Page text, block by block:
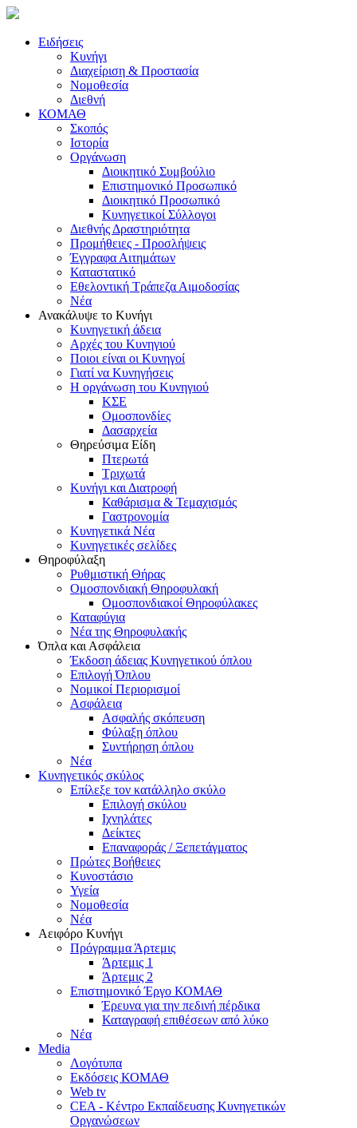
Ειδήσεις
Κυνήγι
Διαχείριση & Προστασία
Νομοθεσία
Διεθνή
ΚΟΜΑΘ
Σκοπός
Ιστορία
Οργάνωση
Διοικητικό Συμβούλιο
Επιστημονικό Προσωπικό
Διοικητικό Προσωπικό
Κυνηγετικοί Σύλλογοι
Διεθνής Δραστηριότητα
Προμήθειες - Προσλήψεις
Έγγραφα Αιτημάτων
Καταστατικό
Εθελοντική Τράπεζα Αιμοδοσίας
Νέα
Ανακάλυψε το Κυνήγι
Κυνηγετική άδεια
Αρχές του Κυνηγιού
Ποιοι είναι οι Κυνηγοί
Γιατί να Κυνηγήσεις
Η οργάνωση του Κυνηγιού
ΚΣΕ
Ομοσπονδίες
Δασαρχεία
Θηρεύσιμα Είδη
Πτερωτά
Τριχωτά
Κυνήγι και Διατροφή
Καθάρισμα & Τεμαχισμός
Γαστρονομία
Κυνηγετικά Νέα
Κυνηγετικές σελίδες
Θηροφύλαξη
Ρυθμιστική Θήρας
Ομοσπονδιακή Θηροφυλακή
Oμοσπονδιακοί Θηροφύλακες
Καταφύγια
Νέα της Θηροφυλακής
Όπλα και Ασφάλεια
Έκδοση άδειας Κυνηγετικού όπλου
Επιλογή Όπλου
Νομικοί Περιορισμοί
Ασφάλεια
Ασφαλής σκόπευση
Φύλαξη όπλου
Συντήρηση όπλου
Νέα
Κυνηγετικός σκύλος
Επίλεξε τον κατάλληλο σκύλο
Επιλογή σκύλου
Ιχνηλάτες
Δείκτες
Επαναφοράς / Ξεπετάγματος
Πρώτες Βοήθειες
Κυνοστάσιο
Υγεία
Νομοθεσία
Νέα
Αειφόρο Κυνήγι
Πρόγραμμα Άρτεμις
Άρτεμις 1
Άρτεμις 2
Επιστημονικό Έργο ΚΟΜΑΘ
Έρευνα για την πεδινή πέρδικα
Καταγραφή επιθέσεων από λύκο
Νέα
Media
Λογότυπα
Εκδόσεις ΚΟΜΑΘ
Web tv
CEA - Κέντρο Εκπαίδευσης Κυνηγετικών
Οργανώσεων